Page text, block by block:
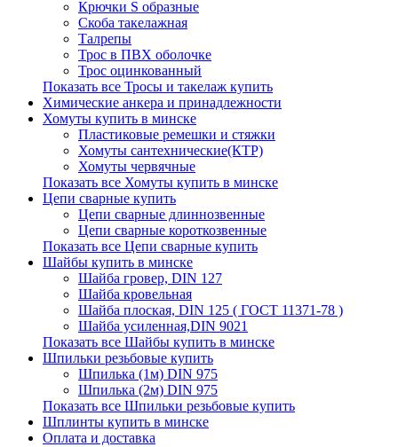
Крючки S образные
Скоба такелажная
Талрепы
Трос в ПВХ оболочке
Трос оцинкованный
Показать все Тросы и такелаж купить
Химические анкера и принадлежности
Хомуты купить в минске
Пластиковые ремешки и стяжки
Хомуты сантехнические(КТР)
Хомуты червячные
Показать все Хомуты купить в минске
Цепи сварные купить
Цепи сварные длиннозвенные
Цепи сварные короткозвенные
Показать все Цепи сварные купить
Шайбы купить в минске
Шайба гровер, DIN 127
Шайба кровельная
Шайба плоская, DIN 125 ( ГОСТ 11371-78 )
Шайба усиленная,DIN 9021
Показать все Шайбы купить в минске
Шпильки резьбовые купить
Шпилька (1м) DIN 975
Шпилька (2м) DIN 975
Показать все Шпильки резьбовые купить
Шплинты купить в минске
Оплата и доставка